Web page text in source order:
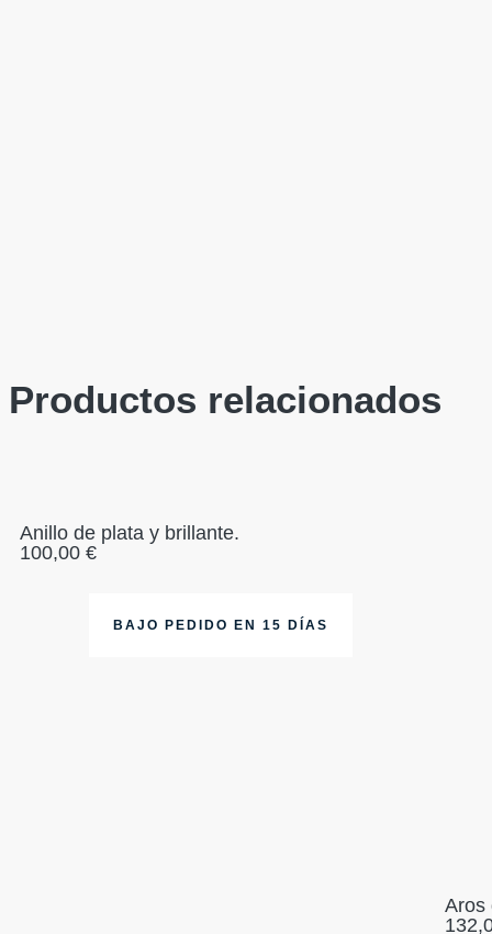
Productos relacionados
Anillo de plata y brillante.
100,00 €
BAJO PEDIDO EN 15 DÍAS
Aros